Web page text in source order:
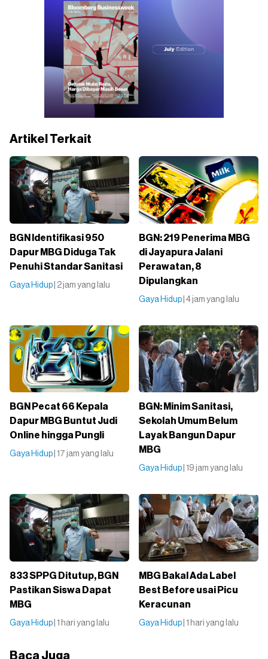
Artikel Terkait
BGN Identifikasi 950
Dapur MBG Diduga Tak
Penuhi Standar Sanitasi
Gaya Hidup | 2 jam yang lalu
BGN: 219 Penerima MBG
di Jayapura Jalani
Perawatan, 8
Dipulangkan
Gaya Hidup | 4 jam yang lalu
BGN Pecat 66 Kepala
Dapur MBG Buntut Judi
Online hingga Pungli
Gaya Hidup | 17 jam yang lalu
BGN: Minim Sanitasi,
Sekolah Umum Belum
Layak Bangun Dapur
MBG
Gaya Hidup | 19 jam yang lalu
833 SPPG Ditutup, BGN
Pastikan Siswa Dapat
MBG
Gaya Hidup | 1 hari yang lalu
MBG Bakal Ada Label
Best Before usai Picu
Keracunan
Gaya Hidup | 1 hari yang lalu
Baca Juga